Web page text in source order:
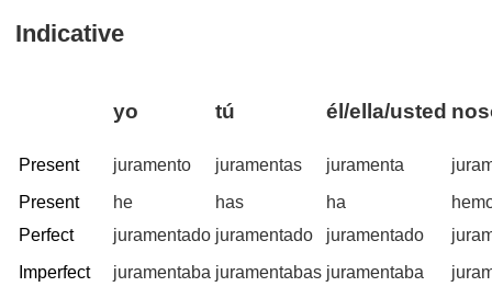
Indicative
yo tú él/ella/usted
Present juramento juramentas juramenta
Present
Perfect
he
juramentado
has
juramentado
ha
juramentado
Imperfect
juramentaba juramentabas juramentaba